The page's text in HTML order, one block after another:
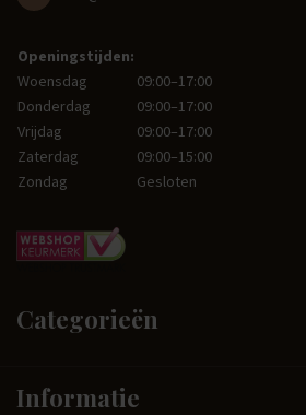
Openingstijden:
Woensdag
09:00–17:00
Donderdag
09:00–17:00
Vrijdag
09:00–17:00
Zaterdag
09:00–15:00
Zondag
Gesloten
Categorieën
Informatie